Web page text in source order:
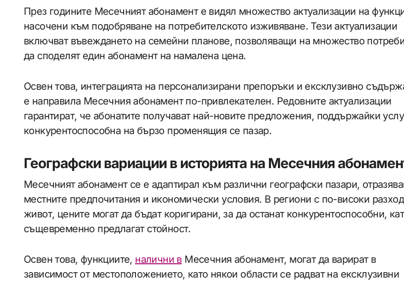
През годините Месечният абонамент е видял множество актуализации на
насочени към подобряване на потребителското изживяване. Тези актуализации
включват въвеждането на семейни планове, позволяващи на множество
да споделят един абонамент на намалена цена.
Освен това, интеграцията на персонализирани препоръки и ексклузивно
е направила Месечния абонамент по-привлекателен. Редовните актуализации
гарантират, че абонатите получават най-новите предложения, поддържайки
конкурентоспособна на бързо променящия се пазар.
Географски вариации в историята на Месечния
Месечният абонамент се е адаптирал към различни географски пазари,
местните предпочитания и икономически условия. В региони с по-високи
живот, цените могат да бъдат коригирани, за да останат конкурентоспособни,
същевременно предлагат стойност.
Освен това, функциите, налични вМесечния абонамент, могат да варират в
зависимост от местоположението, като някои области се радват на ексклузивни